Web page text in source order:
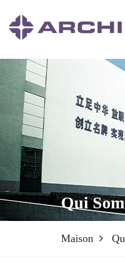
Qui
Maison